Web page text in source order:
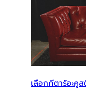
เลือกกีตาร์อะ